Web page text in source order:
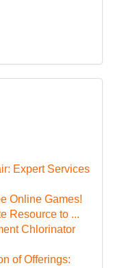
Expert Services
Online Games!
Resource to ...
Chlorinator
of Offerings: